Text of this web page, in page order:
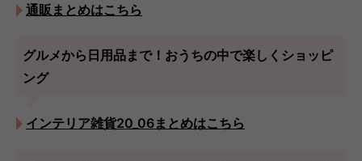
通販まとめはこちら
グルメから日用品まで！おうちの中で楽しくショッピ
ング
インテリア雑貨20_06まとめはこちら